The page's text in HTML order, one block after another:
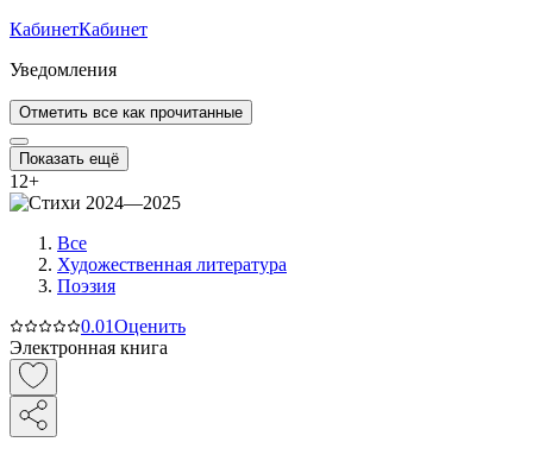
КабинетКабинет
Уведомления
Отметить все как прочитанные
Показать ещё
12+
Все
Художественная литература
Поэзия
0.01Оценить
Электронная книга